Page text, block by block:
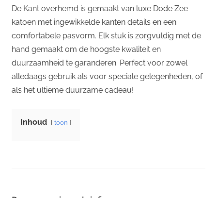
De Kant overhemd is gemaakt van luxe Dode Zee
katoen met ingewikkelde kanten details en een
comfortabele pasvorm. Elk stuk is zorgvuldig met de
hand gemaakt om de hoogste kwaliteit en
duurzaamheid te garanderen. Perfect voor zowel
alledaags gebruik als voor speciale gelegenheden, of
als het ultieme duurzame cadeau!
Inhoud toon